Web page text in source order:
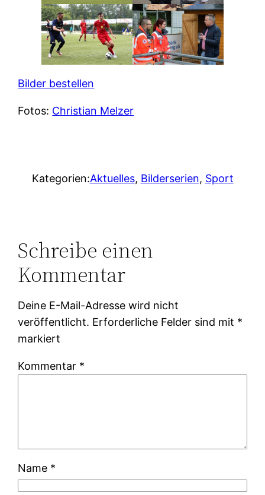
Bilder bestellen
Fotos: Christian Melzer
Kategorien:Aktuelles, Bilderserien, Sport
Schreibe einen
Kommentar
Deine E-Mail-Adresse wird nicht
veröffentlicht. Erforderliche Felder sind mit *
markiert
Kommentar *
Name *